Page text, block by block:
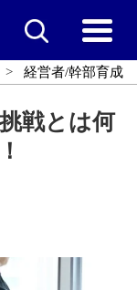
経営者/幹部育成
戦とは何